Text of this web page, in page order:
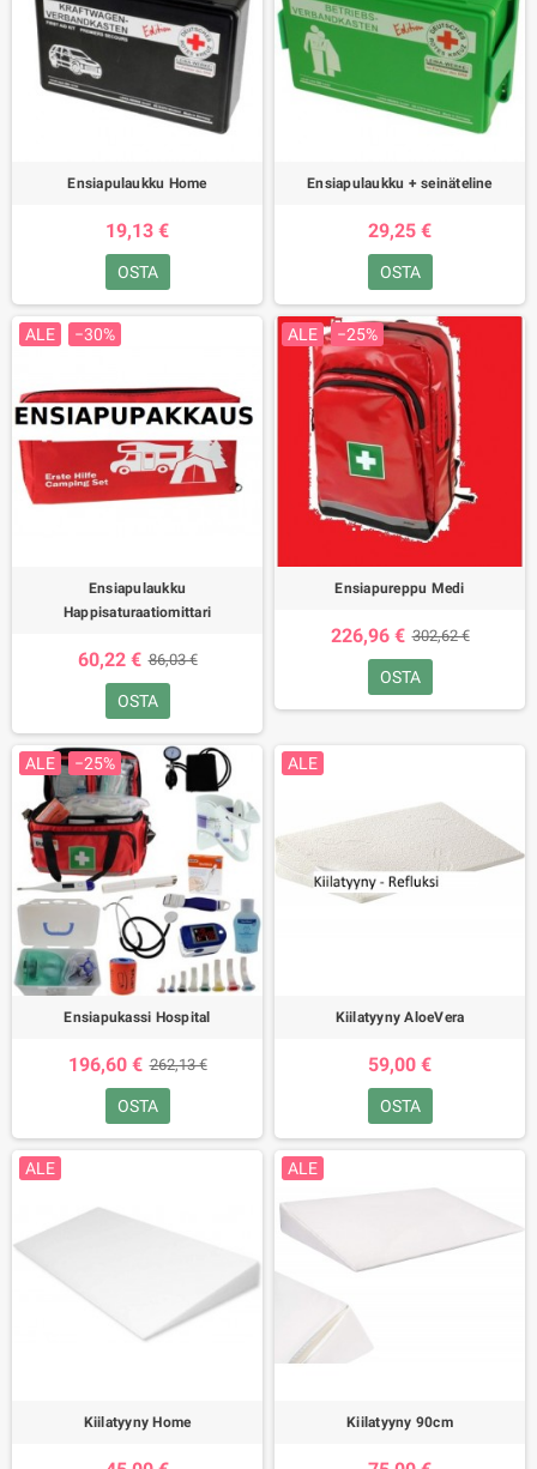
Ensiapulaukku Home
19,13 €
OSTA
Ensiapulaukku + seinäteline
29,25 €
OSTA
ALE −30%
Ensiapulaukku
Happisaturaatiomittari
60,22 € 86,03 €
OSTA
ALE −25%
Ensiapureppu Medi
226,96 € 302,62 €
OSTA
ALE −25%
Ensiapukassi Hospital
196,60 € 262,13 €
OSTA
ALE
Kiilatyyny AloeVera
59,00 €
OSTA
ALE
Kiilatyyny Home
ALE
Kiilatyyny 90cm